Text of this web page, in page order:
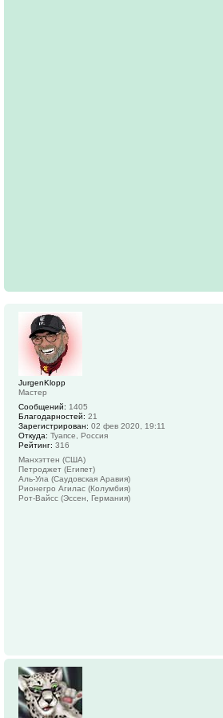
JurgenKlopp
Мастер
Сообщений: 1405
Благодарностей: 21
Зарегистрирован: 02 фев 2020, 19:11
Откуда: Туапсе, Россия
Рейтинг: 316
Манхэттен (США)
Петроджет (Египет)
Аль-Ула (Саудовская Аравия)
Рионегро Агилас (Колумбия)
Рот-Вайсс (Эссен, Германия)